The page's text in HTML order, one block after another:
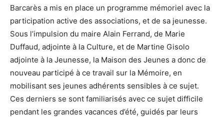
Barcarès a mis en place un programme mémoriel avec la
participation active des associations, et de sa jeunesse.
Sous l’impulsion du maire Alain Ferrand, de Marie
Duffaud, adjointe à la Culture, et de Martine Gisolo
adjointe à la Jeunesse, la Maison des Jeunes a donc de
nouveau participé à ce travail sur la Mémoire, en
mobilisant ses jeunes adhérents sensibles à ce sujet.
Ces derniers se sont familiarisés avec ce sujet difficile
pendant les grandes vacances d’été, guidés par leurs